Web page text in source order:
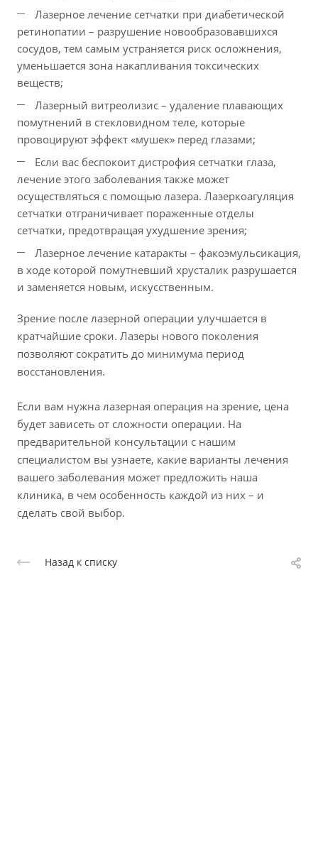
Лазерное лечение сетчатки при диабетической
ретинопатии – разрушение новообразовавшихся
сосудов, тем самым устраняется риск осложнения,
уменьшается зона накапливания токсических
веществ;
Лазерный витреолизис – удаление плавающих
помутнений в стекловидном теле, которые
провоцируют эффект «мушек» перед глазами;
Если вас беспокоит дистрофия сетчатки глаза,
лечение этого заболевания также может
осуществляться с помощью лазера. Лазеркоагуляция
сетчатки отграничивает пораженные отделы
сетчатки, предотвращая ухудшение зрения;
Лазерное лечение катаракты – факоэмульсикация,
в ходе которой помутневший хрусталик разрушается
и заменяется новым, искусственным.
Зрение после лазерной операции улучшается в
кратчайшие сроки. Лазеры нового поколения
позволяют сократить до минимума период
восстановления.
Если вам нужна лазерная операция на зрение, цена
будет зависеть от сложности операции. На
предварительной консультации с нашим
специалистом вы узнаете, какие варианты лечения
вашего заболевания может предложить наша
клиника, в чем особенность каждой из них – и
сделать свой выбор.
Назад к списку